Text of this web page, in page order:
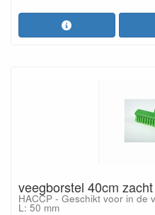
veegborstel 40cm
HACCP - Geschikt voor in de
L: 50 mm